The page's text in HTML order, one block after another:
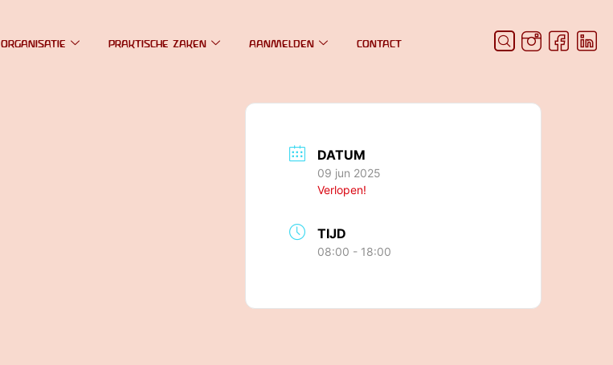
ORGANISATIE PRAKTISCHE ZAKEN AANMELDEN CONTACT
DATUM
09 jun 2025
Verlopen!
TIJD
08:00 - 18:00